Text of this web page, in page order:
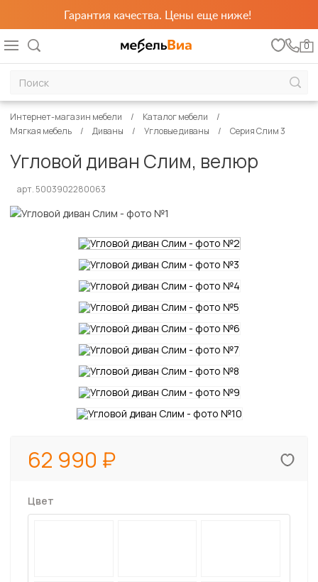
Гарантия качества. Цены еще ниже!
0
Интернет-магазин мебели
Каталог мебели
Мягкая мебель
Диваны Угловые диваны Серия Слим 3
Угловой диван Слим, велюр
арт. 5003902280063
62 990
Цвет